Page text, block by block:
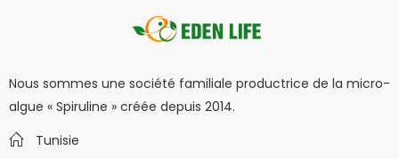
Nous sommes une société familiale productrice de la micro-
algue « Spiruline » créée depuis 2014.
Tunisie